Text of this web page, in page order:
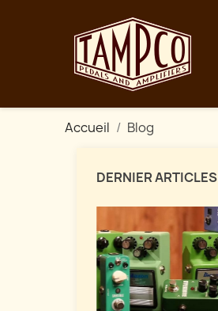
Accueil Blog
DERNIER ARTICLES